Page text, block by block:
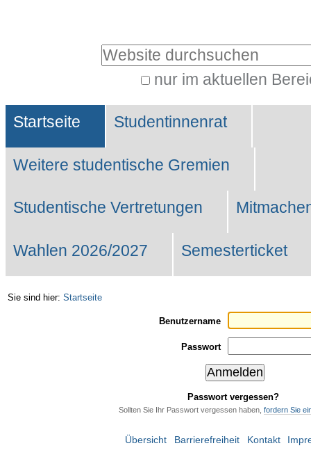
Website durchsuchen
nur im aktuellen
Suche…
Sektionen
Startseite Studentinnenrat
Weitere studentische Gremien
Studentische Vertretungen
Wahlen 2026/2027 Semesterticket
Sie sind hier: Startseite
Benutzername
Passwort
Passwort vergessen?
Sollten Sie Ihr Passwort vergessen haben, fordern Sie
Übersicht Barrierefreiheit Kontakt